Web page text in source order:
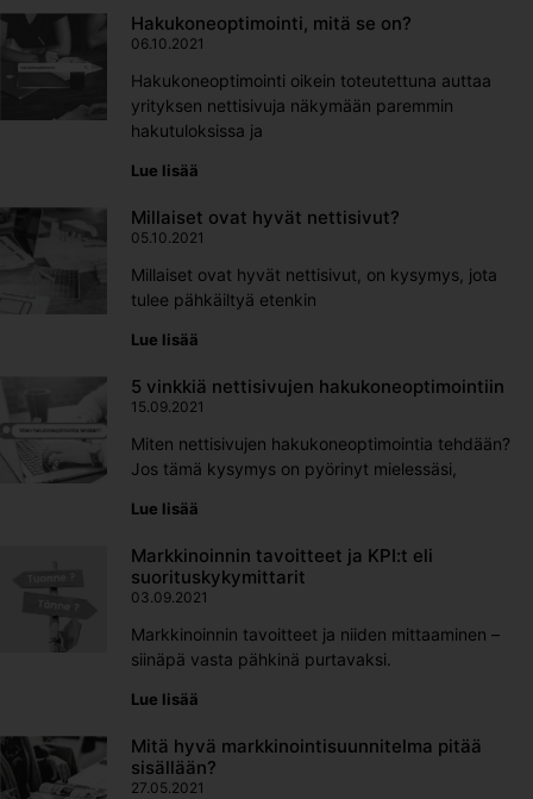
Hakukoneoptimointi, mitä se on?
06.10.2021
Hakukoneoptimointi oikein toteutettuna auttaa
yrityksen nettisivuja näkymään paremmin
hakutuloksissa ja
Lue lisää
Millaiset ovat hyvät nettisivut?
05.10.2021
Millaiset ovat hyvät nettisivut, on kysymys, jota
tulee pähkäiltyä etenkin
Lue lisää
5 vinkkiä nettisivujen hakukoneoptimointiin
15.09.2021
Miten nettisivujen hakukoneoptimointia tehdään?
Jos tämä kysymys on pyörinyt mielessäsi,
Lue lisää
Markkinoinnin tavoitteet ja KPI:t eli
suorituskykymittarit
03.09.2021
Markkinoinnin tavoitteet ja niiden mittaaminen –
siinäpä vasta pähkinä purtavaksi.
Lue lisää
Mitä hyvä markkinointisuunnitelma pitää
sisällään?
27.05.2021